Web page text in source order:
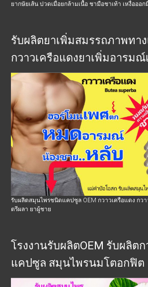
ยากษัยเส้น ปวดเมื่อยกล้ามเนื้อ ชามือชาเท้า เหงื่อออก
รับผลิตยาเพิ่มสมรรถภาพทา
กวาวเครือแดงยาเพิ่มอารมณ์
รับผลิตสมุนไพรชนิดแคปซูล OEM กวาวเครือแดง กว
ตรีผลา ยาผู้ชาย
โรงงานรับผลิตOEM รับผลิตก
แคปซูล สมุนไพรนมโตอกฟิต